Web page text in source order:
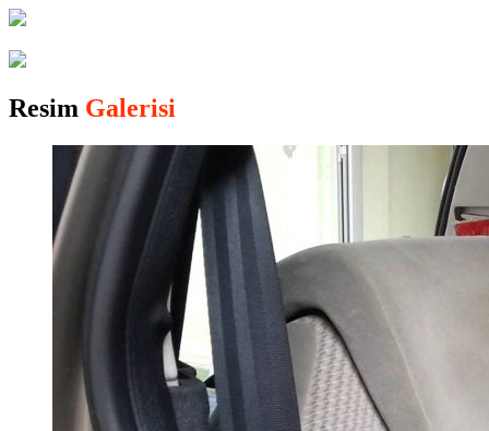
Resim Galerisi